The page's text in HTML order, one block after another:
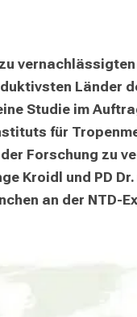
Länder
Studie im
für
Forschung zu
Kroidl und PD
an der NTD-